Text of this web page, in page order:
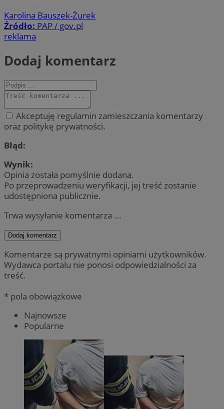
Karolina Bauszek-Żurek
Źródło: PAP / gov.pl
reklama
Dodaj komentarz
Akceptuję regulamin zamieszczania komentarzy
oraz politykę prywatności.
Błąd:
Wynik:
Opinia została pomyślnie dodana.
Po przeprowadzeniu weryfikacji, jej treść zostanie
udostępniona publicznie.
Trwa wysyłanie komentarza ...
Dodaj komentarz
Komentarze są prywatnymi opiniami użytkowników.
Wydawca portalu nie ponosi odpowiedzialności za
treść.
* pola obowiązkowe
Najnowsze
Popularne